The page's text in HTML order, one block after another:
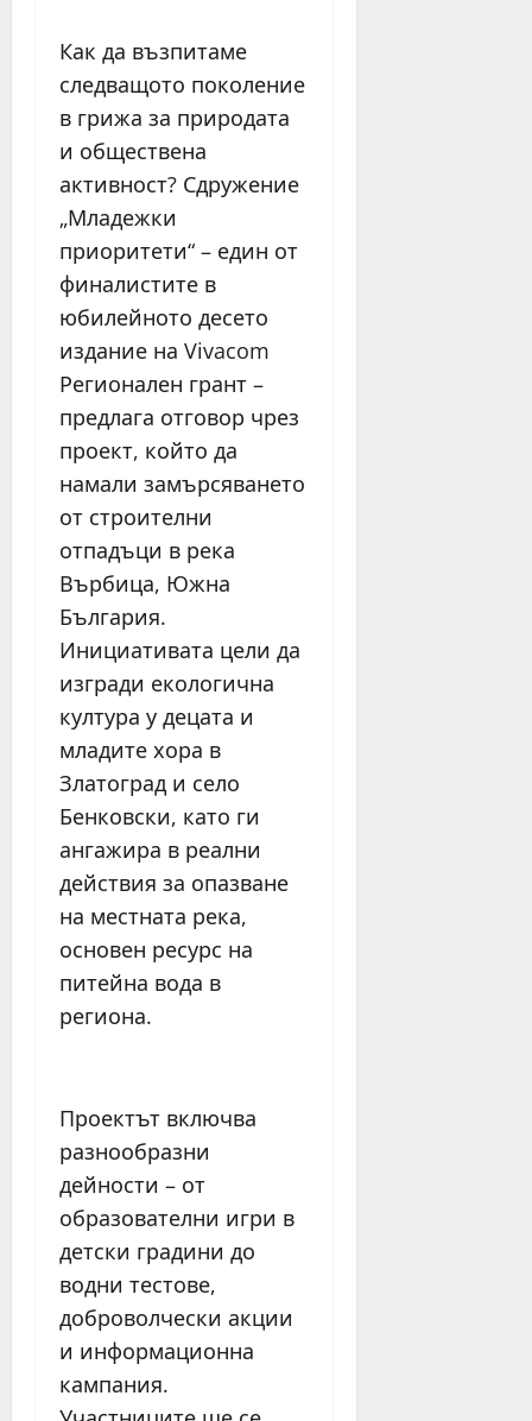
Как да възпитаме
следващото поколение
в грижа за природата
и обществена
активност? Сдружение
„Младежки
приоритети“ – един от
финалистите в
юбилейното десето
издание на Vivacom
Регионален грант –
предлага отговор чрез
проект, който да
намали замърсяването
от строителни
отпадъци в река
Върбица, Южна
България.
Инициативата цели да
изгради екологична
култура у децата и
младите хора в
Златоград и село
Бенковски, като ги
ангажира в реални
действия за опазване
на местната река,
основен ресурс на
питейна вода в
региона.
Проектът включва
разнообразни
дейности – от
образователни игри в
детски градини до
водни тестове,
доброволчески акции
и информационна
кампания.